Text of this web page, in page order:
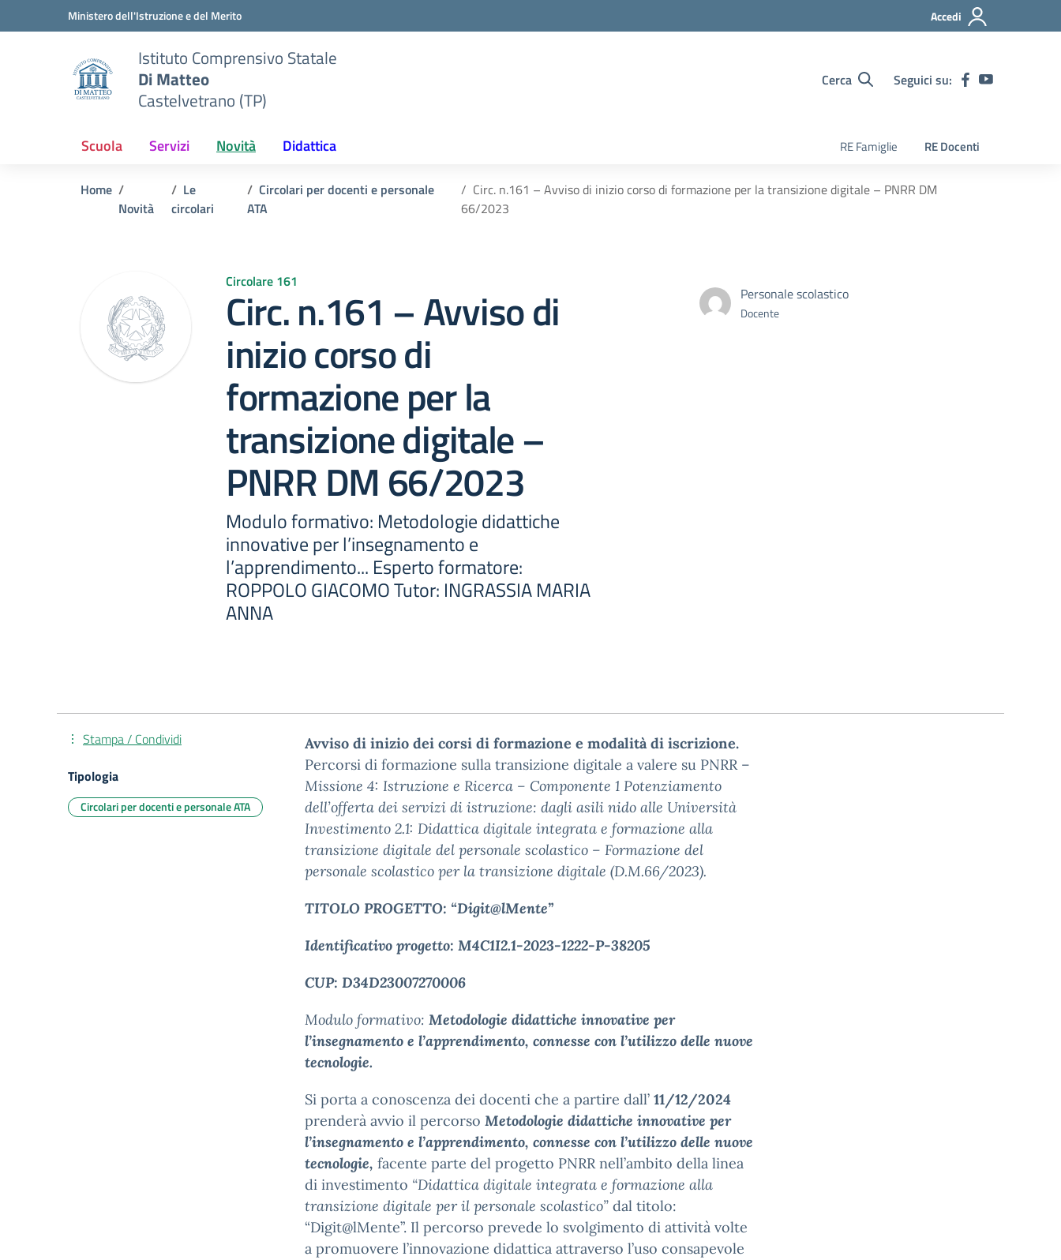
Vai ai contenuti
Vai al menu di navigazioneMinistero dell'Istruzione e del Merito Accedi
Istituto Comprensivo Statale
Di Matteo
Castelvetrano (TP)
Cerca Seguici su:
Scuola Servizi Novità Didattica RE Famiglie RE Docenti
Home
Novità
Le
circolari
Circolari per docenti e personale
ATA
Circ. n.161 – Avviso di inizio corso di formazione per la transizione digitale – PNRR DM
66/2023
Circolare 161
Circ. n.161 – Avviso di
inizio corso di
formazione per la
transizione digitale –
PNRR DM 66/2023
Modulo formativo: Metodologie didattiche
innovative per l’insegnamento e
l’apprendimento... Esperto formatore:
ROPPOLO GIACOMO Tutor: INGRASSIA MARIA
ANNA
Personale scolastico
Docente
Avviso di inizio dei corsi di formazione e modalità di iscrizione.
Percorsi di formazione sulla transizione digitale a valere su PNRR –
Missione 4: Istruzione e Ricerca – Componente 1 Potenziamento
dell’offerta dei servizi di istruzione: dagli asili nido alle Università
Investimento 2.1: Didattica digitale integrata e formazione alla
transizione digitale del personale scolastico – Formazione del
personale scolastico per la transizione digitale (D.M.66/2023).
TITOLO PROGETTO: “Digit@lMente”
Identificativo progetto: M4C1I2.1-2023-1222-P-38205
CUP: D34D23007270006
Modulo formativo: Metodologie didattiche innovative per
l’insegnamento e l’apprendimento, connesse con l’utilizzo delle nuove
tecnologie.
Si porta a conoscenza dei docenti che a partire dall’ 11/12/2024
prenderà avvio il percorso Metodologie didattiche innovative per
l’insegnamento e l’apprendimento, connesse con l’utilizzo delle nuove
tecnologie, facente parte del progetto PNRR nell’ambito della linea
di investimento “Didattica digitale integrata e formazione alla
transizione digitale per il personale scolastico” dal titolo:
“Digit@lMente”. Il percorso prevede lo svolgimento di attività volte
a promuovere l’innovazione didattica attraverso l’uso consapevole
Stampa / Condividi
Tipologia
Circolari per docenti e personale ATA